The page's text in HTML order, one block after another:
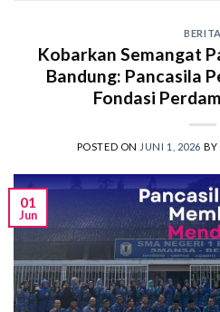
BERITA
Kobarkan Semangat
Bandung: Pancasila
Fondasi
POSTED ON JUNI 1, 2026 BY
01
Jun